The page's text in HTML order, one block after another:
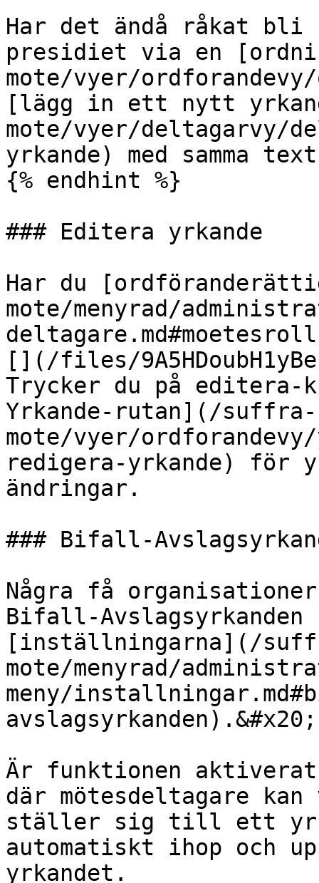
Har det ändå råkat bli
presidiet via en
mote/vyer/
[lägg in ett nytt
mote/vyer/deltagarvy/
yrkande) med samma
{% endhint %}
### Editera yrkande
Har du
mote/menyrad/
[](/files/
Trycker du på editera-
Yrkande-rutan](/suffra-
mote/vyer/ordforandevy/
redigera-yrkande) för
ändringar.
### Bifall-
Några få
Bifall-
[inställningarna](/
mote/menyrad/
meny/
avslagsyrkanden).&#x20;
Är funktionen
där mötesdeltagare
ställer sig till ett
automatiskt ihop och
yrkandet.